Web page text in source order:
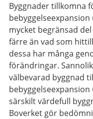
Byggnader tillkomna
mycket begränsad
färre än vad som
dessa har många
förändringar.
välbevarad byggnad
särskilt värdefull
Boverket gör